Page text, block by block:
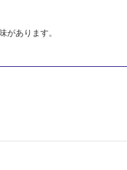
があります。